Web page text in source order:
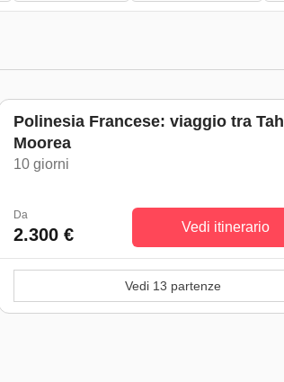
Polinesia Francese: viaggio tra
Moorea
10 giorni
Da
2.300 € Vedi itinerario
Vedi 13 partenze